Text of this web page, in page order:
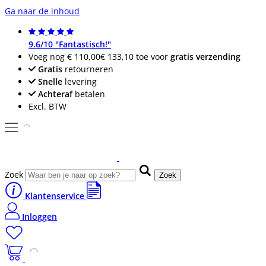
Ga naar de inhoud
9.6/10 "Fantastisch!"
Voeg nog € 110,00€ 133,10 toe voor gratis verzending
Gratis retourneren
Snelle levering
Achterafbetalen
Excl. BTW
Zoek Zoek
Klantenservice
Inloggen